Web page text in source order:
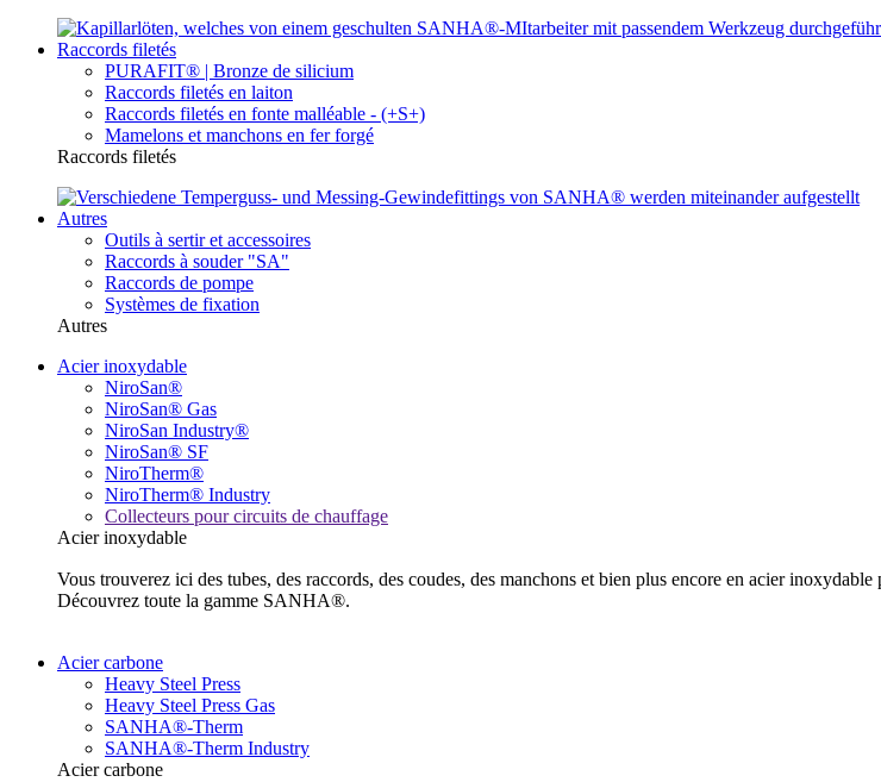
Raccords filetés
PURAFIT® | Bronze de silicium
Raccords filetés en laiton
Raccords filetés en fonte malléable - (+S+)
Mamelons et manchons en fer forgé
Raccords filetés
Autres
Outils à sertir et accessoires
Raccords à souder "SA"
Raccords de pompe
Systèmes de fixation
Autres
Acier inoxydable
NiroSan®
NiroSan® Gas
NiroSan Industry®
NiroSan® SF
NiroTherm®
NiroTherm® Industry
Collecteurs pour circuits de chauffage
Acier inoxydable
Vous trouverez ici des tubes, des raccords, des coudes, des manchons et bien plus encore en acier
Découvrez toute la gamme SANHA®.
Acier carbone
Heavy Steel Press
Heavy Steel Press Gas
SANHA®-Therm
SANHA®-Therm Industry
Acier carbone